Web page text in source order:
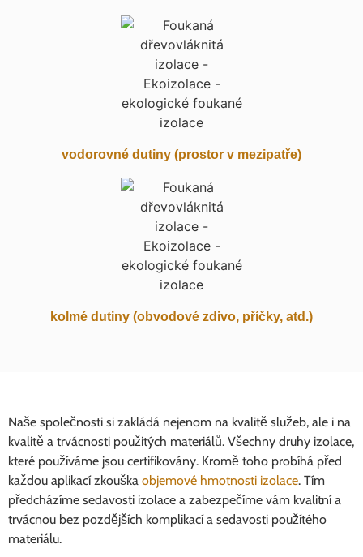
vodorovné dutiny (prostor v mezipatře)
kolmé dutiny (obvodové zdivo, příčky, atd.)
Naše společnosti si zakládá nejenom na kvalitě služeb, ale i na
kvalitě a trvácnosti použitých materiálů. Všechny druhy izolace,
které používáme jsou certifikovány. Kromě toho probíhá před
každou aplikací zkouška objemové hmotnosti izolace. Tím
předcházíme sedavosti izolace a zabezpečíme vám kvalitní a
trvácnou bez pozdějších komplikací a sedavosti použítého
materiálu.